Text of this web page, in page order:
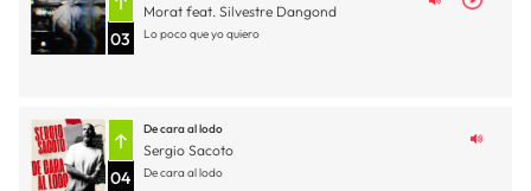
03
Morat feat. Silvestre Dangond
Lo poco que yo quiero
04
De cara al lodo
Sergio Sacoto
De cara al lodo